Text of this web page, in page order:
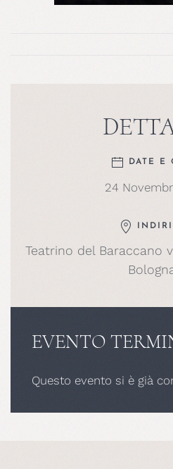
DATE E
24
Teatrino del Baraccano
EVENTO
Questo evento si è già